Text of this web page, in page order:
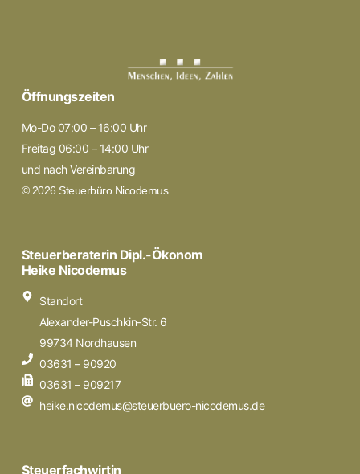
Öffnungszeiten
Mo-Do 07:00 – 16:00 Uhr
Freitag 06:00 – 14:00 Uhr
und nach Vereinbarung
© 2026 Steuerbüro Nicodemus
Steuerberaterin Dipl.-Ökonom
Heike Nicodemus
Standort
Alexander-Puschkin-Str. 6
99734 Nordhausen
03631 – 90920
03631 – 909217
heike.nicodemus@steuerbuero-nicodemus.de
Steuerfachwirtin